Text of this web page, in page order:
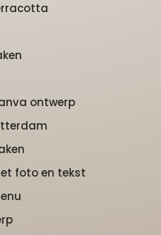
ontwerp
foto en tekst